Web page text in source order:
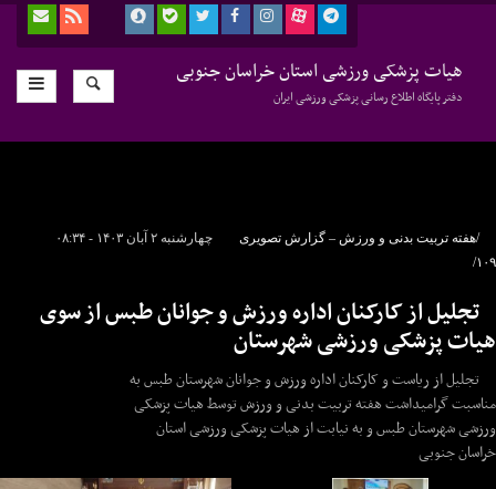
هیات پزشکی ورزشی استان خراسان جنوبی
دفتر پایگاه اطلاع رسانی پزشکی ورزشی ایران
چهارشنبه ۲ آبان ۱۴۰۳ - ۰۸:۳۴
/هفته تربیت بدنی و ورزش – گزارش تصویری
۱۰۹/
تجلیل از کارکنان اداره ورزش و جوانان طبس از سوی
هیات پزشکی ورزشی شهرستان
تجلیل از ریاست و کارکنان اداره ورزش و جوانان شهرستان طبس به
مناسبت گرامیداشت هفته تربیت بدنی و ورزش توسط هیات پزشکی
ورزشی شهرستان طبس و به نیابت از هیات پزشکی ورزشی استان
خراسان جنوبی